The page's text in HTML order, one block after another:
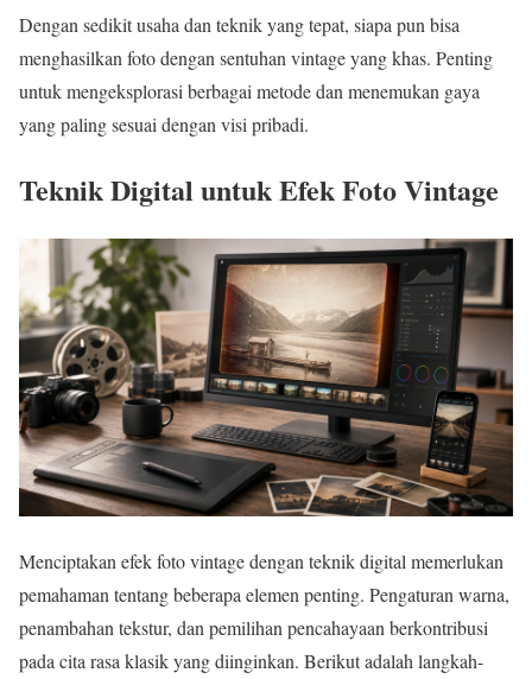
Dengan sedikit usaha dan teknik yang tepat, siapa pun bisa
menghasilkan foto dengan sentuhan vintage yang khas. Penting
untuk mengeksplorasi berbagai metode dan menemukan gaya
yang paling sesuai dengan visi pribadi.
Teknik Digital untuk Efek Foto Vintage
Menciptakan efek foto vintage dengan teknik digital memerlukan
pemahaman tentang beberapa elemen penting. Pengaturan warna,
penambahan tekstur, dan pemilihan pencahayaan berkontribusi
pada cita rasa klasik yang diinginkan. Berikut adalah langkah-